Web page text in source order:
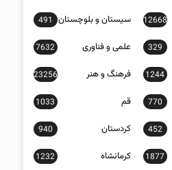
12668 سیستان و بلوچستان 491
329 علمی و فناوری 7632
1244 فرهنگ و هنر 23256
770 قم 1033
452 کردستان 940
1877 کرمانشاه 1232